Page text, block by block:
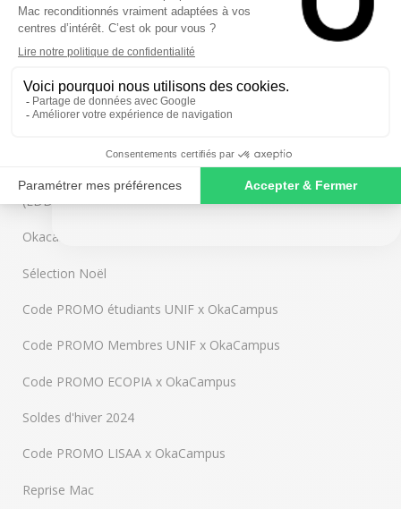
OkaCampus x Paris 13
OkaCE X CE Ouest France
Okacampus - Code Promo - Ecole de Design Nantes
(EDD)
Okacampus X INSA
Sélection Noël
Code PROMO étudiants UNIF x OkaCampus
Code PROMO Membres UNIF x OkaCampus
Code PROMO ECOPIA x OkaCampus
Soldes d'hiver 2024
Code PROMO LISAA x OkaCampus
Reprise Mac
SIGN ME UP!
NO, THANKS